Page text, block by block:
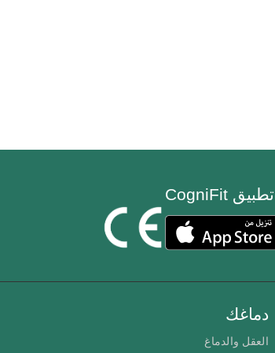
تطبيق CogniFit
دماغك
العقل والدماغ